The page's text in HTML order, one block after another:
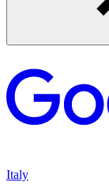
Italy